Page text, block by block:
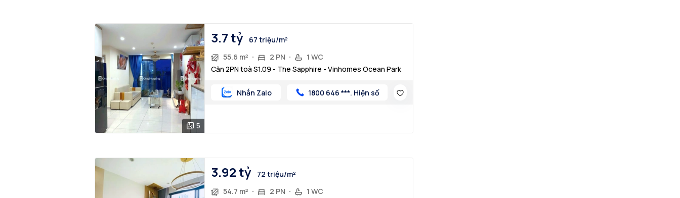
5
3.7 tỷ
67 triệu/m²
55.6 m²
2 PN
1 WC
Căn 2PN toà S1.09 - The Sapphire - Vinhomes Ocean Park
Nhắn Zalo 1800 646 ***. Hiện số
3.92 tỷ
72 triệu/m²
54.7 m²
2 PN
1 WC